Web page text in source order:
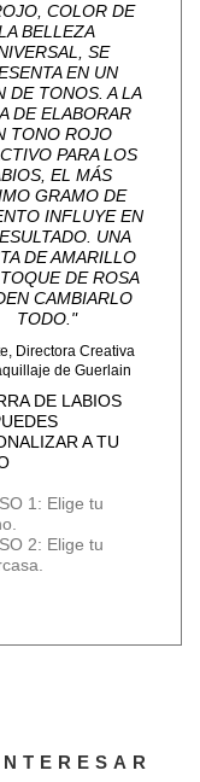
COLOR DE
BELLEZA
SE
EN UN
DE TONOS. A LA
DE ELABORAR
TONO ROJO
PARA LOS
EL MÁS
GRAMO DE
INFLUYE EN
UNA
DE AMARILLO
DE ROSA
CAMBIARLO
TODO."
Directora Creativa
de Guerlain
DE LABIOS
A TU
1: Elige tu
2: Elige tu